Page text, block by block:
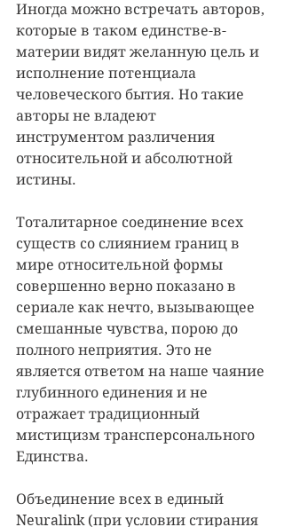
Иногда можно встречать авторов,
которые в таком единстве-в-
материи видят желанную цель и
исполнение потенциала
человеческого бытия. Но такие
авторы не владеют
инструментом различения
относительной и абсолютной
истины.
Тоталитарное соединение всех
существ со слиянием границ в
мире относительной формы
совершенно верно показано в
сериале как нечто, вызывающее
смешанные чувства, порою до
полного неприятия. Это не
является ответом на наше чаяние
глубинного единения и не
отражает традиционный
мистицизм трансперсонального
Единства.
Объединение всех в единый
Neuralink (при условии стирания